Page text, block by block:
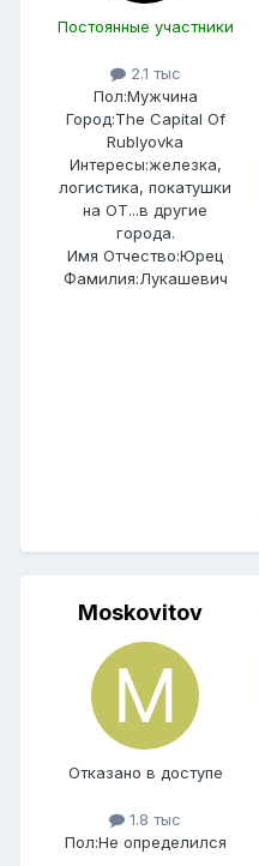
Постоянные участники
2.1 тыс
Пол:Мужчина
Город:The Capital Of
Rublyovka
Интересы:железка,
логистика, покатушки
на ОТ...в другие
города.
Имя Отчество:Юрец
Фамилия:Лукашевич
Moskovitov
Отказано в доступе
1.8 тыс
Пол:Не определился